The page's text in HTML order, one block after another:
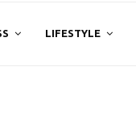
LIFESTYLE